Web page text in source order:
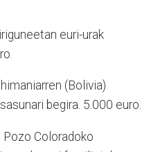
euri-urak
(Bolivia)
begira. 5.000 euro.
Pozo Coloradoko